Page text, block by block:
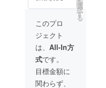
合・現
となり
ます
（交通
費は自
己負担
となり
ます）
※チケッ
念写真
撮影も
可能で
す。
【ご案
内とご
注意】
本チ
ケット
は、被
災地で
をご支
援者様
にお送
りいた
しま
す。 ※
お気持
ち支援
プラン
はA・
B・C・
増刷分
すべて
に、御
社企業
名また
は個人
名を絵
本の帯
に『協
賛』と
してと
選
択
す
る
このプロ
ジェクト
は、 All-In方
式です。
目標金額に
関わらず、